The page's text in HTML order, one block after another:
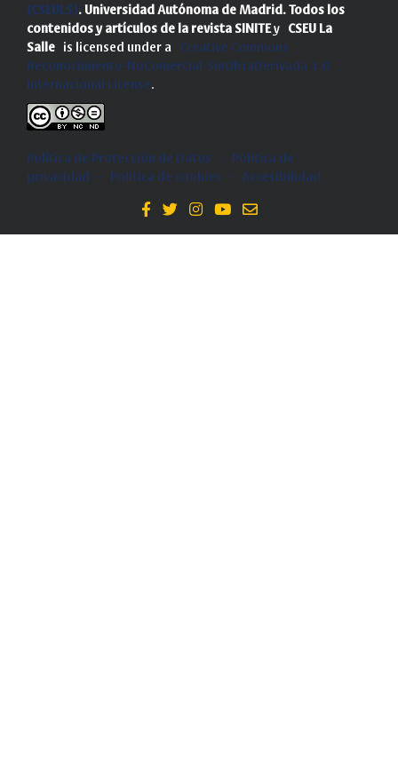
(CSEULS). Universidad Autónoma de Madrid. Todos los
contenidos y artículos de la revista SINITEy CSEU La
Salle is licensed under a Creative Commons
Reconocimiento-NoComercial-SinObraDerivada 4.0
Internacional License.
Política de Protección de Datos -
Politica de
privacidad
- Política de cookies - Accesibilidad